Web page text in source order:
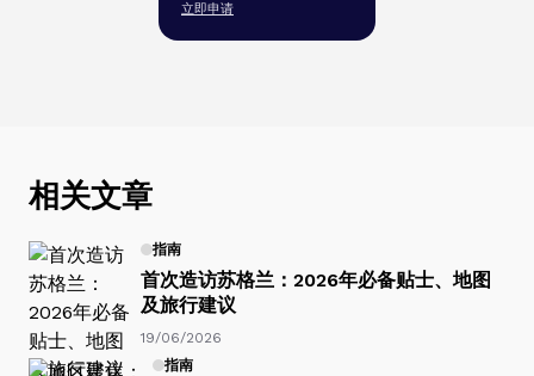
立即申请
相关文章
指南
首次造访苏格兰：2026年必备贴士、地图
及旅行建议
19/06/2026
指南